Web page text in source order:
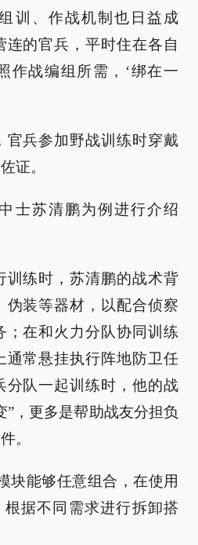
训、作战机制也日益成
连的官兵，平时住在各自
作战编组所需，‘绑在一
官兵参加野战训练时穿戴
证。
士苏清鹏为例进行介绍
训练时，苏清鹏的战术背
伪装等器材，以配合侦察
；在和火力分队协同训练
通常悬挂执行阵地防卫任
分队一起训练时，他的战
”，更多是帮助战友分担负
。
块能够任意组合，在使用
根据不同需求进行拆卸搭